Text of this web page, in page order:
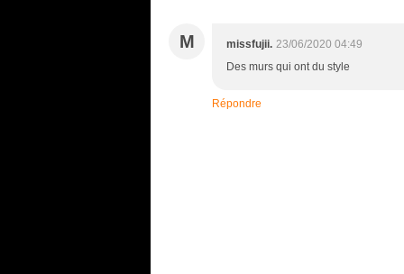
M missfujii. 23/06/2020 04:49
Des murs qui ont du style
Répondre